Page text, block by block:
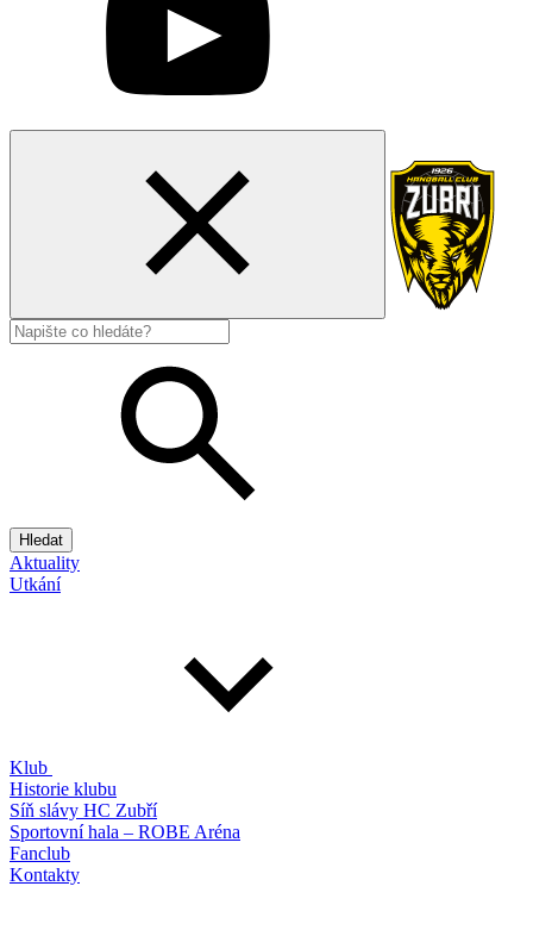
Hledat
Aktuality
Utkání
Klub
Historie klubu
Síň slávy HC Zubří
Sportovní hala – ROBE Aréna
Fanclub
Kontakty